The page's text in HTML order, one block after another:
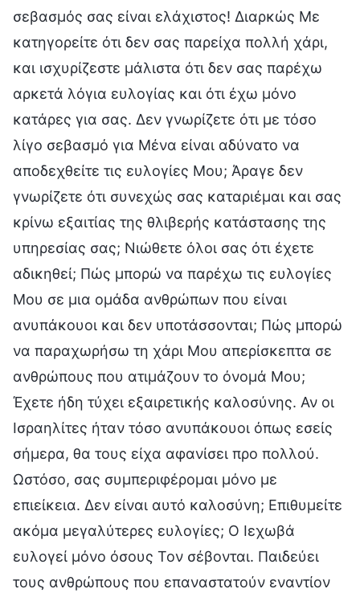
σεβασμός σας είναι ελάχιστος! Διαρκώς Με
κατηγορείτε ότι δεν σας παρείχα πολλή χάρι,
και ισχυρίζεστε μάλιστα ότι δεν σας παρέχω
αρκετά λόγια ευλογίας και ότι έχω μόνο
κατάρες για σας. Δεν γνωρίζετε ότι με τόσο
λίγο σεβασμό για Μένα είναι αδύνατο να
αποδεχθείτε τις ευλογίες Μου; Άραγε δεν
γνωρίζετε ότι συνεχώς σας καταριέμαι και σας
κρίνω εξαιτίας της θλιβερής κατάστασης της
υπηρεσίας σας; Νιώθετε όλοι σας ότι έχετε
αδικηθεί; Πώς μπορώ να παρέχω τις ευλογίες
Μου σε μια ομάδα ανθρώπων που είναι
ανυπάκουοι και δεν υποτάσσονται; Πώς μπορώ
να παραχωρήσω τη χάρι Μου απερίσκεπτα σε
ανθρώπους που ατιμάζουν το όνομά Μου;
Έχετε ήδη τύχει εξαιρετικής καλοσύνης. Αν οι
Ισραηλίτες ήταν τόσο ανυπάκουοι όπως εσείς
σήμερα, θα τους είχα αφανίσει προ πολλού.
Ωστόσο, σας συμπεριφέρομαι μόνο με
επιείκεια. Δεν είναι αυτό καλοσύνη; Επιθυμείτε
ακόμα μεγαλύτερες ευλογίες; Ο Ιεχωβά
ευλογεί μόνο όσους Τον σέβονται. Παιδεύει
τους ανθρώπους που επαναστατούν εναντίον